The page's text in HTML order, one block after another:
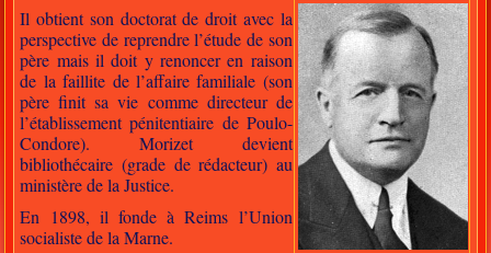
Il obtient son doctorat de droit avec la
perspective de reprendre l’étude de son
père mais il doit y renoncer en raison
de la faillite de l’affaire familiale (son
père finit sa vie comme directeur de
l’établissement pénitentiaire de Poulo-
Condore). Morizet devient
bibliothécaire (grade de rédacteur) au
ministère de la Justice.
En 1898, il fonde à Reims l’Union
socialiste de la Marne.